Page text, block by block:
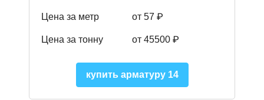
Цена за метр от 57 ₽
Цена за тонну от 45500 ₽
купить арматуру 14